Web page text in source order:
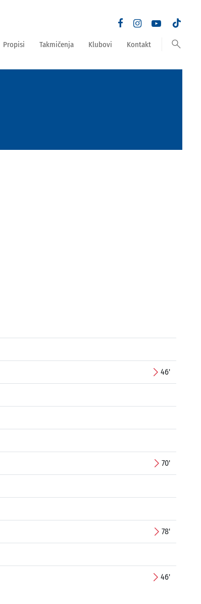
Propisi Takmičenja Klubovi Kontakt search
46'
70'
78'
46'